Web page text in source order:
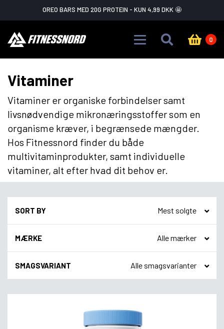
Skip to main contentFLASH SALE ADVARSEL!GÅ IKKE GLIP AF DET
0
Vitaminer
Vitaminer er organiske forbindelser samt
livsnødvendige mikronæringsstoffer som en
organisme kræver, i begrænsede mængder.
Hos Fitnessnord finder du både
multivitaminprodukter, samt individuelle
vitaminer, alt efter hvad dit behov er.
SORT BY
MÆRKE
SMAGSVARIANT